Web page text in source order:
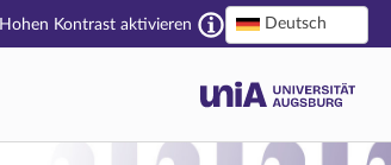
Hohen Kontrast aktivieren Deutsch